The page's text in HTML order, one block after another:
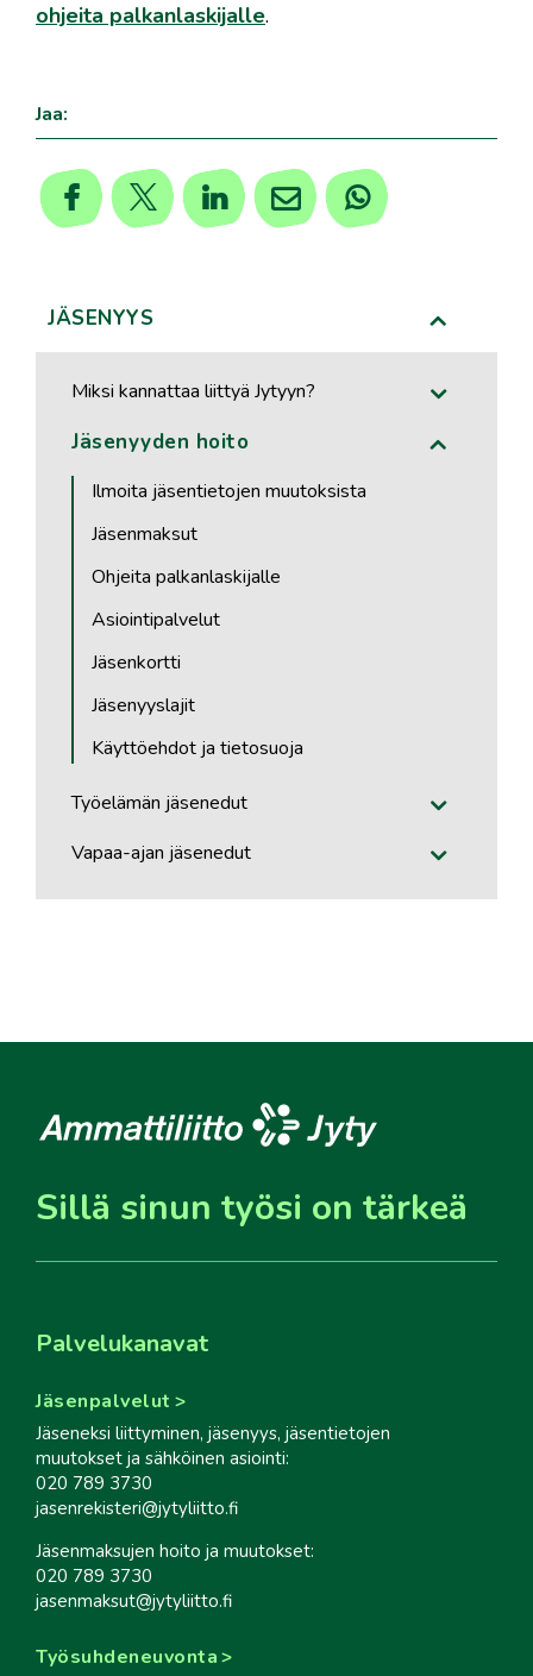
ohjeita palkanlaskijalle.
Jaa:
JÄSENYYS
Miksi kannattaa liittyä Jytyyn?
Jäsenyyden hoito
Ilmoita jäsentietojen muutoksista
Jäsenmaksut
Ohjeita palkanlaskijalle
Asiointipalvelut
Jäsenkortti
Jäsenyyslajit
Käyttöehdot ja tietosuoja
Työelämän jäsenedut
Vapaa-ajan jäsenedut
Sillä sinun työsi on tärkeä
Palvelukanavat
Jäsenpalvelut
Jäseneksi liittyminen, jäsenyys, jäsentietojen
muutokset ja sähköinen asiointi:
020 789 3730
jasenrekisteri@jytyliitto.fi
Jäsenmaksujen hoito ja muutokset:
020 789 3730
jasenmaksut@jytyliitto.fi
Työsuhdeneuvonta